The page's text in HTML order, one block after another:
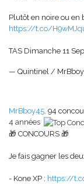
Plutôt en noire ou en
https://t.co/
TAS Dimanche 11
— Quintinel /
MrBboy45, 94
4 années
🎁 CONCOURS 🎁
Je fais gagner les
- Kone XP : https://